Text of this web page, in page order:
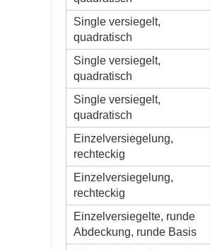
Single versiegelt,
quadratisch
Single versiegelt,
quadratisch
Single versiegelt,
quadratisch
Einzelversiegelung,
rechteckig
Einzelversiegelung,
rechteckig
Einzelversiegelte, runde
Abdeckung, runde Basis